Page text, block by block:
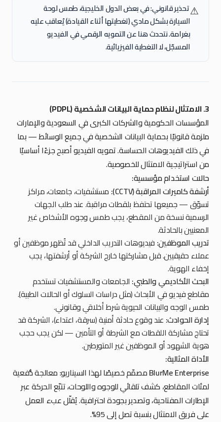
⚠تحذير قانوني:في بعض الدول الخليجية، طمس لوحة
السيارةبشكل مادي(تغطيتها أثناء القيادة) يُعاقب عليه
بغرامة. نتحدث هنا عن التمويه الرقمي في الفيديو
المسجّل، لا التغطية الفيزيائية.
3. الامتثال لنظام حماية البيانات الشخصية (PDPL)
المؤسسات الحكومية والشركات الكبرى في السعودية والإمارات
ملزمة قانونيًا بحماية البيانات الشخصية في جميع الوسائط — بما
في ذلك الفيديوهات الحساسة. تمويه الفيديو أصبح جزءًا أساسيًا
من استراتيجية الامتثال للخصوصية.
حالات استخدام مؤسسية:
أرشفة كاميرات المراقبة (CCTV):
مستشفيات، جامعات، مراكز
تسوّق — جميعها تحتفظ بلقطات مراقبة. عند طلب الجهات
الرسمية نسخة من المقطع، يجب طمس وجوه الأشخاص غير
المعنيين بالحادثة.
تدريب الموظفين: فيديوهات التدريب الداخلي قد تُظهر موظفين أو
عملاء حقيقيين. قبل مشاركتها خارج الشركة أو أرشفتها، يجب
إخفاء الهوية.
البحث الأكاديمي والطبي: الجامعات والمستشفيات تستخدم
مقاطع فيديو في الأبحاث (مثل دراسات السلوك أو الحالات الطبية).
طمس الوجه والبيانات الحيوية شرط أخلاقي وقانوني.
إدارة الحوادث: عند وقوع حادثة أمنية (سرقة، اعتداء)، الشركة قد
تحتاج مشاركة اللقطات مع الشرطة أو التأمين — لكن يجب حجب
هوية الشهود أو الموظفين غير المتورطين.
الأداة المثالية:
BlurMe Enterpriseمصمّم خصيصًا لهذا السيناريو: معالجة دُّفعية
لمئات المقاطع، كشف تلقائي للوجوه واللوحات، تتبّع الحركة عبر
الإطارات المفتاحية، وتصدير بجودة احترافية. يُقلّل عبء العمل
على فريق الامتثال بنسبة تصل إلى 95%.